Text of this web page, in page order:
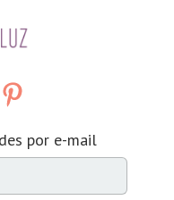
por e-mail